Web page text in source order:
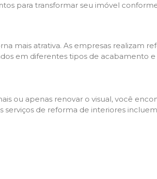
para transformar seu imóvel conforme
mais atrativa. As empresas realizam
em diferentes tipos de acabamento
ou apenas renovar o visual, você
serviços de reforma de interiores